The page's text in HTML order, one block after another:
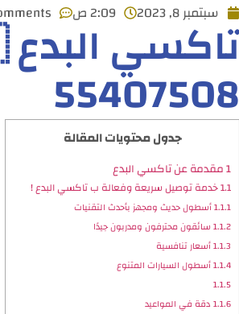
سبتمبر 8, 2023 2:09 ص
55407508
جدول محتويات المقالة
1مقدمة عن تاكسي البدع
1.1خدمة توصيل سريعة وفعالة ب تاكسي البدع !
1.1.1أسطول حديث ومجهز بأحدث التقنيات
1.1.2سائقون محترفون ومدربون جيدًا
1.1.3أسعار تنافسية
1.1.4أسطول السيارات المتنوع
1.1.5
1.1.6دقة في المواعيد